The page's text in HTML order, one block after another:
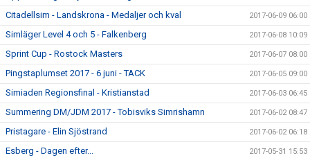
Citadellsim - Landskrona - Medaljer och kval 2017-06-09 06:00
Simläger Level 4 och 5 - Falkenberg 2017-06-08 10:09
Sprint Cup - Rostock Masters 2017-06-07 08:00
Pingstaplumset 2017 - 6 juni - TACK 2017-06-05 09:00
Simiaden Regionsfinal - Kristianstad 2017-06-03 06:45
Summering DM/JDM 2017 - Tobisviks Simrishamn 2017-06-02 08:47
Pristagare - Elin Sjöstrand 2017-06-02 06:18
Esberg - Dagen efter... 2017-05-31 15:53